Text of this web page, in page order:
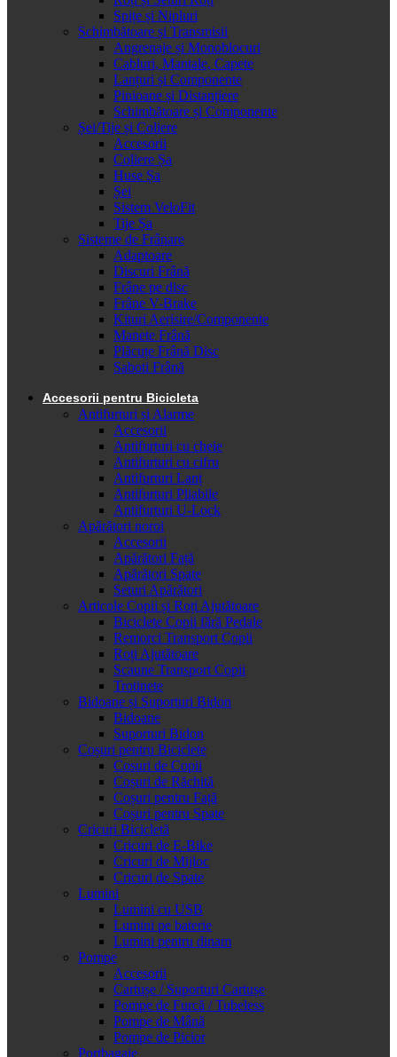
Spițe și Nipluri
Schimbătoare și Transmisii
Angrenaje și Monoblocuri
Cabluri, Mantale, Capete
Lanțuri și Componente
Pinioane și Distanțiere
Schimbătoare și Componente
Șei/Tije și Coliere
Accesorii
Coliere Șa
Huse Șa
Șei
Sistem VeloFit
Tije Șa
Sisteme de Frânare
Adaptoare
Discuri Frână
Frâne pe disc
Frâne V-Brake
Kituri Aerisire/Componente
Manete Frână
Plăcuțe Frână Disc
Saboti Frână
Accesorii pentru Bicicleta
Antifurturi și Alarme
Accesorii
Antifurturi cu cheie
Antifurturi cu cifru
Antifurturi Lanț
Antifurturi Pliabile
Antifurturi U-Lock
Apărători noroi
Accesorii
Apărători Față
Apărători Spate
Seturi Apărători
Articole Copii și Roți Ajutătoare
Biciclete Copii fără Pedale
Remorci Transport Copii
Roți Ajutătoare
Scaune Transport Copii
Trotinete
Bidoane și Suporturi Bidon
Bidoane
Suporturi Bidon
Coșuri pentru Biciclete
Cosuri de Copii
Coșuri de Răchită
Coșuri pentru Față
Coșuri pentru Spate
Cricuri Bicicletă
Cricuri de E-Bike
Cricuri de Mijloc
Cricuri de Spate
Lumini
Lumini cu USB
Lumini pe baterie
Lumini pentru dinam
Pompe
Accesorii
Cartușe / Suporturi Cartușe
Pompe de Furcă / Tubeless
Pompe de Mână
Pompe de Picior
Portbagaje